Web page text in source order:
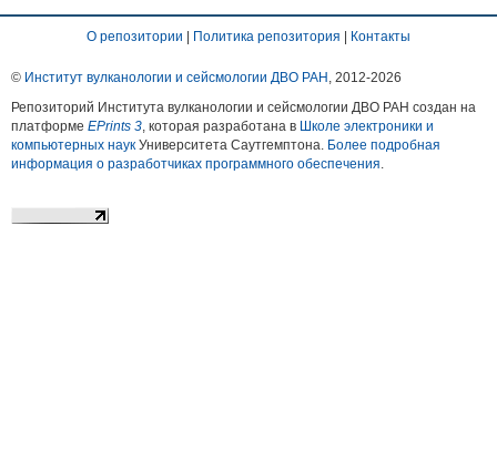
О репозитории Политика репозитория Контакты
© Институт вулканологии и сейсмологии ДВО РАН , 2012-2026
Репозиторий Института вулканологии и сейсмологии ДВО РАН создан на
платформе EPrints 3, которая разработана в Школе электроники и
компьютерных наук Университета Саутгемптона. Более подробная
информация о разработчиках программного обеспечения.